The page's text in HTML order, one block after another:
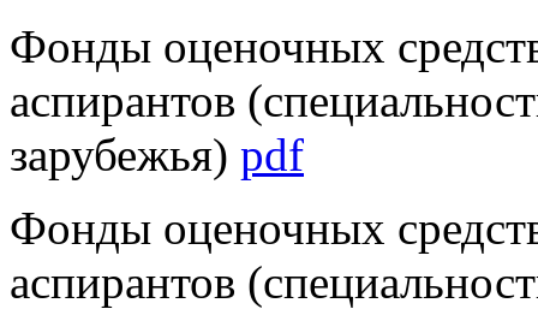
Фонды оценочных
аспирантов
зарубежья) pdf
Фонды оценочных
аспирантов